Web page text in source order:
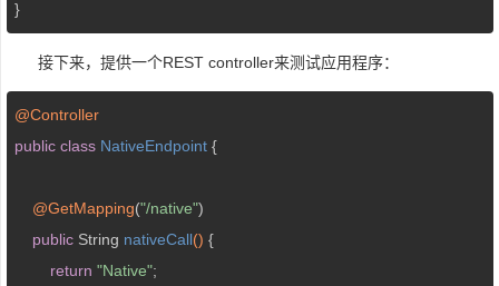
接下来，提供一个REST controller来测试应用程序：
@Controller
public class NativeEndpoint {
@GetMapping("/native")
public String nativeCall() {
return "Native";